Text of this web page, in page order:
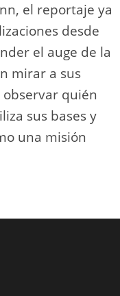
el reportaje ya
desde
el auge de la
mirar a sus
quién
sus bases y
una misión